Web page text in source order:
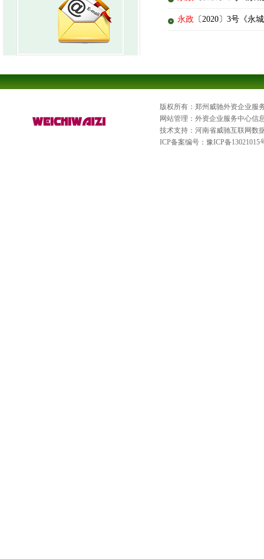
永政 〔2020〕3号《永
版权所有：郑州威驰外资企业服
网站管理：外资企业服务中心信
技术支持：河南省威驰互联网数
ICP备案编号： 豫ICP备13021015